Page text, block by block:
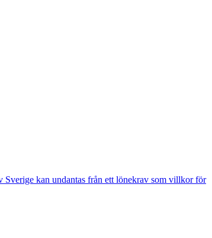
Sverige kan undantas från ett lönekrav som villkor för